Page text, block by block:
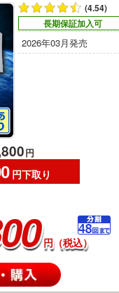
(4.54)
長期保証加入可
2026年03月発売
円
円下取り
円（税込）